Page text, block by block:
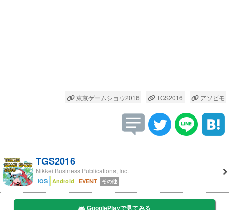
東京ゲームショウ2016 TGS2016 アソビモ
TGS2016
Nikkei Business Publications, Inc.
iOS Android EVENT その他
GooglePlayで見てみる